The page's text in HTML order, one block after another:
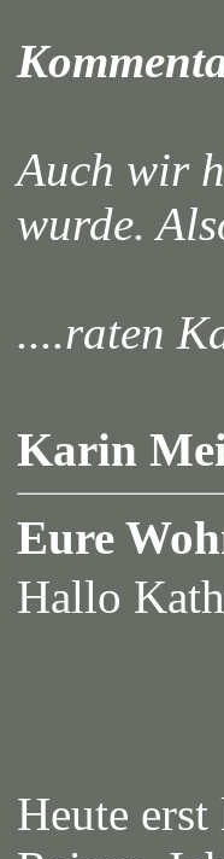
Auch wir
wurde.
....raten
Karin
Eure
Hallo
Heute